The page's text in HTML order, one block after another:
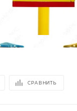
СРАВНИТЬ